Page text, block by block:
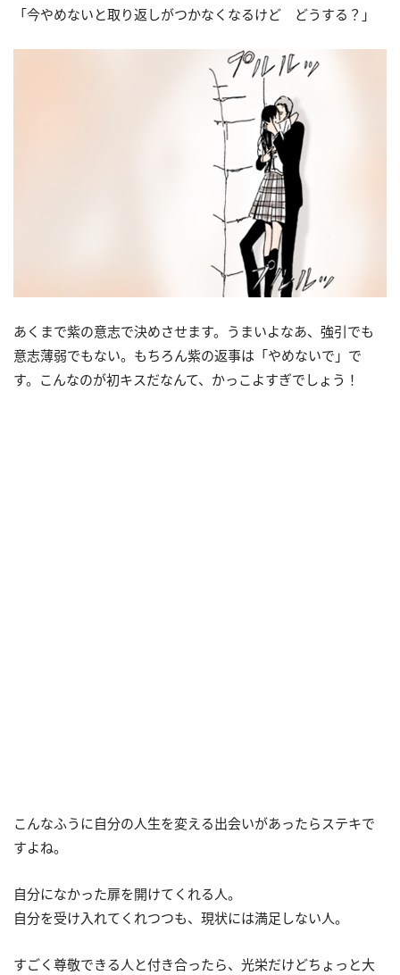
「今やめないと取り返しがつかなくなるけど どうする？」
あくまで紫の意志で決めさせます。うまいよなあ、強引でも
意志薄弱でもない。もちろん紫の返事は「やめないで」で
す。こんなのが初キスだなんて、かっこよすぎでしょう！
こんなふうに自分の人生を変える出会いがあったらステキで
すよね。
自分になかった扉を開けてくれる人。
自分を受け入れてくれつつも、現状には満足しない人。
すごく尊敬できる人と付き合ったら、光栄だけどちょっと大